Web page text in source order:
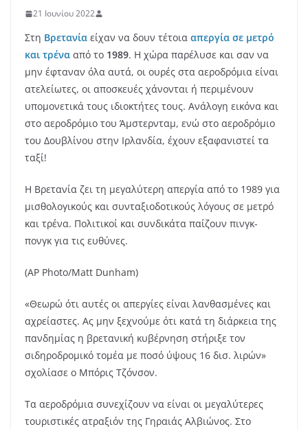
21 Ιουνίου 2022
Στη Βρετανία είχαν να δουν τέτοια απεργία σε μετρό
και τρένα από το 1989. Η χώρα παρέλυσε και σαν να
μην έφταναν όλα αυτά, οι ουρές στα αεροδρόμια είναι
ατελείωτες, οι αποσκευές χάνονται ή περιμένουν
υπομονετικά τους ιδιοκτήτες τους. Ανάλογη εικόνα και
στο αεροδρόμιο του Άμστερνταμ, ενώ στο αεροδρόμιο
του Δουβλίνου στην Ιρλανδία, έχουν εξαφανιστεί τα
ταξί!
Η Βρετανία ζει τη μεγαλύτερη απεργία από το 1989 για
μισθολογικούς και συνταξιοδοτικούς λόγους σε μετρό
και τρένα. Πολιτικοί και συνδικάτα παίζουν πινγκ-
πονγκ για τις ευθύνες.
(AP Photo/Matt Dunham)
«Θεωρώ ότι αυτές οι απεργίες είναι λανθασμένες και
αχρείαστες. Ας μην ξεχνούμε ότι κατά τη διάρκεια της
πανδημίας η βρετανική κυβέρνηση στήριξε τον
σιδηροδρομικό τομέα με ποσό ύψους 16 δισ. λιρών»
σχολίασε ο Μπόρις Τζόνσον.
Τα αεροδρόμια συνεχίζουν να είναι οι μεγαλύτερες
τουριστικές ατραξιόν της Γηραιάς Αλβιώνος. Στο